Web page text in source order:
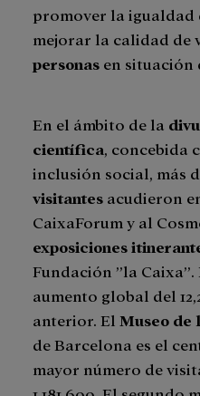
promover la igualdad
mejorar la calidad de
personas en situación
En el ámbito de la
científica , concebida
inclusión social, más
visitantes acudieron
CaixaForum y al
exposiciones
Fundación ”la
aumento global del
anterior. El Museo de
de Barcelona es el
mayor número de